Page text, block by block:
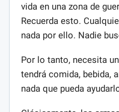
vida en una zona de
Recuerda esto.
nada por ello. Nadie
Por lo tanto, necesita
tendrá comida, bebida,
nada que pueda